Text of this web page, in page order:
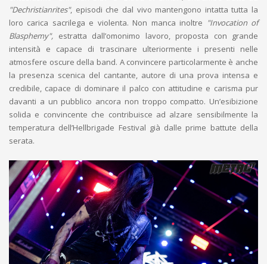
"Dechristianrites", episodi che dal vivo mantengono intatta tutta la
loro carica sacrilega e violenta. Non manca inoltre "Invocation of
Blasphemy", estratta dall’omonimo lavoro, proposta con grande
intensità e capace di trascinare ulteriormente i presenti nelle
atmosfere oscure della band. A convincere particolarmente è anche
la presenza scenica del cantante, autore di una prova intensa e
credibile, capace di dominare il palco con attitudine e carisma pur
davanti a un pubblico ancora non troppo compatto. Un’esibizione
solida e convincente che contribuisce ad alzare sensibilmente la
temperatura dell’Hellbrigade Festival già dalle prime battute della
serata.